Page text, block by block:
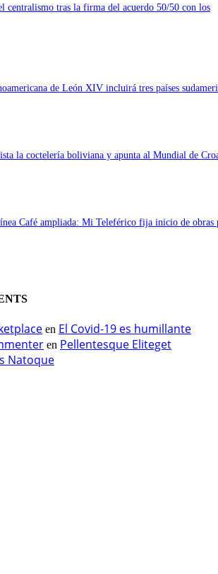
centralismo tras la firma del acuerdo 50/50 con los
de León XIV incluirá tres países
la coctelería boliviana y apunta al Mundial de
Café ampliada: Mi Teleférico fija inicio de obras
en El Covid-19 es humillante
en Pellentesque Eliteget
Natoque